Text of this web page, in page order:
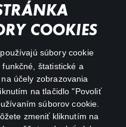
COOKIES
súbory cookie
štatistické a
účely zobrazovania
na tlačidlo "Povoliť
súborov cookie.
zmeniť kliknutím na